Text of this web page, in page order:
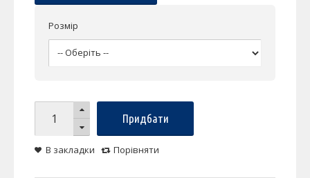
Розмір
Придбати
В закладки Порівняти